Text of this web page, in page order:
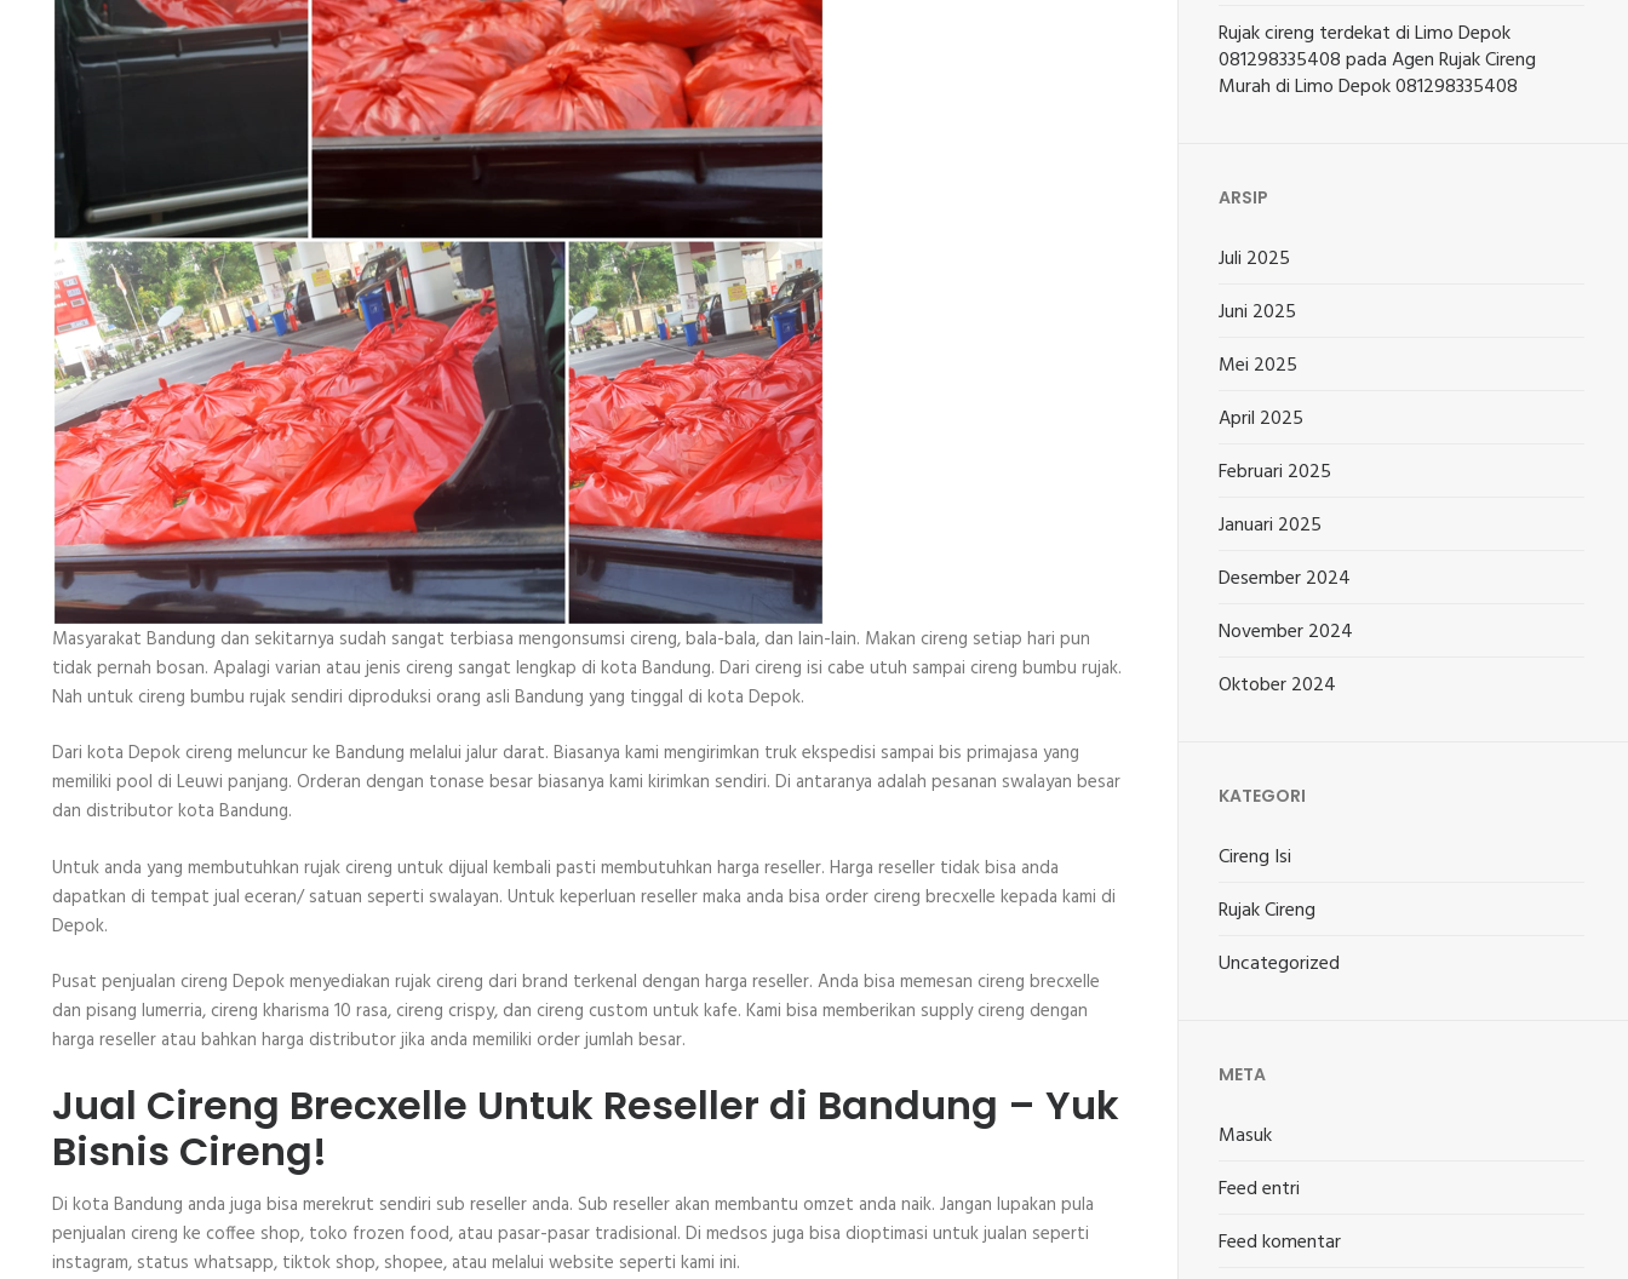
Masyarakat Bandung dan sekitarnya sudah sangat terbiasa mengonsumsi cireng, bala-bala, dan lain-lain. Makan cireng setiap hari pun
tidak pernah bosan. Apalagi varian atau jenis cireng sangat lengkap di kota Bandung. Dari cireng isi cabe utuh sampai cireng bumbu rujak.
Nah untuk cireng bumbu rujak sendiri diproduksi orang asli Bandung yang tinggal di kota Depok.
Dari kota Depok cireng meluncur ke Bandung melalui jalur darat. Biasanya kami mengirimkan truk ekspedisi sampai bis primajasa yang
memiliki pool di Leuwi panjang. Orderan dengan tonase besar biasanya kami kirimkan sendiri. Di antaranya adalah pesanan swalayan besar
dan distributor kota Bandung.
Untuk anda yang membutuhkan rujak cireng untuk dijual kembali pasti membutuhkan harga reseller. Harga reseller tidak bisa anda
dapatkan di tempat jual eceran/ satuan seperti swalayan. Untuk keperluan reseller maka anda bisa order cireng brecxelle kepada kami di
Depok.
Pusat penjualan cireng Depok menyediakan rujak cireng dari brand terkenal dengan harga reseller. Anda bisa memesan cireng brecxelle
dan pisang lumerria, cireng kharisma 10 rasa, cireng crispy, dan cireng custom untuk kafe. Kami bisa memberikan supply cireng dengan
harga reseller atau bahkan harga distributor jika anda memiliki order jumlah besar.
Jual Cireng Brecxelle Untuk Reseller di Bandung – Yuk
Bisnis Cireng!
Di kota Bandung anda juga bisa merekrut sendiri sub reseller anda. Sub reseller akan membantu omzet anda naik. Jangan lupakan pula
penjualan cireng ke coffee shop, toko frozen food, atau pasar-pasar tradisional. Di medsos juga bisa dioptimasi untuk jualan seperti
instagram, status whatsapp, tiktok shop, shopee, atau melalui website seperti kami ini.
Rujak cireng terdekat di Limo Depok
081298335408padaAgen Rujak Cireng
Murah di Limo Depok 081298335408
ARSIP
Juli 2025
Juni 2025
Mei 2025
April 2025
Februari 2025
Januari 2025
Desember 2024
November 2024
Oktober 2024
KATEGORI
Cireng Isi
Rujak Cireng
Uncategorized
META
Masuk
Feed entri
Feed komentar